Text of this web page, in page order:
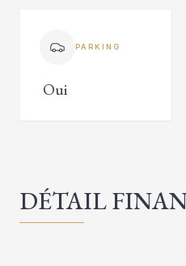
PARKING
Oui
DÉTAIL